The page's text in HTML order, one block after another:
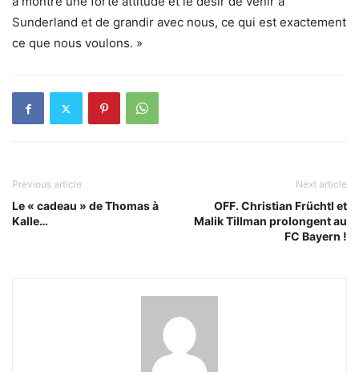
Sunderland et de grandir avec nous, ce qui est exactement
ce que nous voulons. »
Previous article
Le « cadeau » de Thomas à
Kalle…
Next article
OFF. Christian Früchtl et
Malik Tillman prolongent au
FC Bayern !